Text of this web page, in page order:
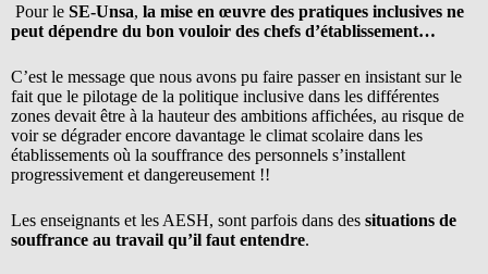
Pour le SE-Unsa, la mise en œuvre des pratiques inclusives ne
peut dépendre du bon vouloir des chefs d’établissement…
C’est le message que nous avons pu faire passer en insistant sur le
fait que le pilotage de la politique inclusive dans les différentes
zones devait être à la hauteur des ambitions affichées, au risque de
voir se dégrader encore davantage le climat scolaire dans les
établissements où la souffrance des personnels s’installent
progressivement et dangereusement !!
Les enseignants et les AESH, sont parfois dans des situations de
souffrance au travail qu’il faut entendre.